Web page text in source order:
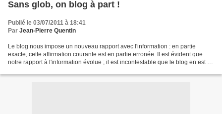
Sans glob, on blog à part !
Publié le 03/07/2011 à 18:41
Par Jean-Pierre Quentin
Le blog nous impose un nouveau rapport avec l'information : en partie
exacte, cette affirmation courante est en partie erronée. Il est évident que
notre rapport à l'information évolue ; il est incontestable que le blog en est un